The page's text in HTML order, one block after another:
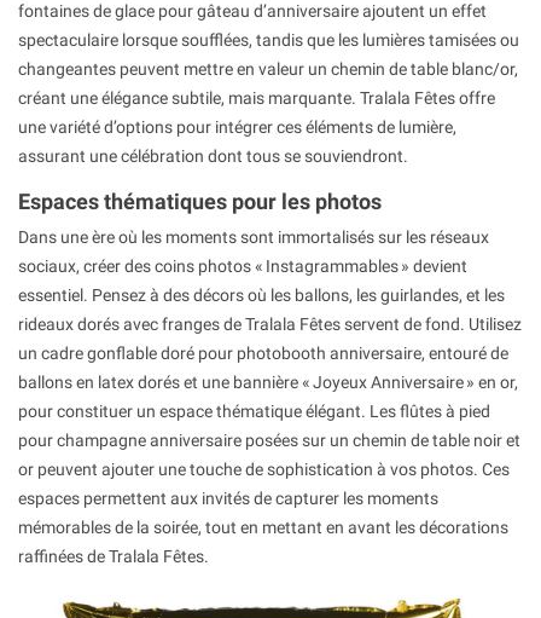
fontaines de glace pour gâteau d’anniversaire ajoutent un effet
spectaculaire lorsque soufflées, tandis que les lumières tamisées ou
changeantes peuvent mettre en valeur un chemin de table blanc/or,
créant une élégance subtile, mais marquante. Tralala Fêtes offre
une variété d’options pour intégrer ces éléments de lumière,
assurant une célébration dont tous se souviendront.
Espaces thématiques pour les photos
Dans une ère où les moments sont immortalisés sur les réseaux
sociaux, créer des coins photos « Instagrammables » devient
essentiel. Pensez à des décors où les ballons, les guirlandes, et les
rideaux dorés avec franges de Tralala Fêtes servent de fond. Utilisez
un cadre gonflable doré pour photobooth anniversaire, entouré de
ballons en latex dorés et une bannière « Joyeux Anniversaire » en or,
pour constituer un espace thématique élégant. Les flûtes à pied
pour champagne anniversaire posées sur un chemin de table noir et
or peuvent ajouter une touche de sophistication à vos photos. Ces
espaces permettent aux invités de capturer les moments
mémorables de la soirée, tout en mettant en avant les décorations
raffinées de Tralala Fêtes.